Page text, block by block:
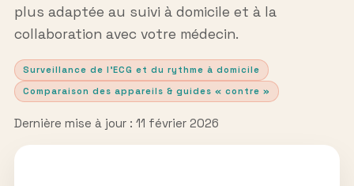
plus adaptée au suivi à domicile et à la
collaboration avec votre médecin.
Surveillance de l’ECG et du rythme à domicile
Comparaison des appareils & guides « contre »
Dernière mise à jour : 11 février 2026